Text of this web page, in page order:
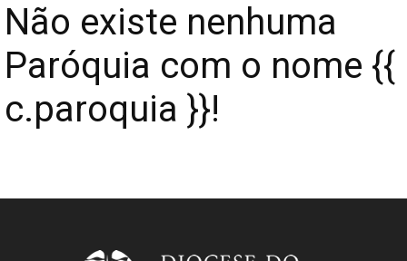
Não existe nenhuma
Paróquia com o nome {{
c.paroquia }}!